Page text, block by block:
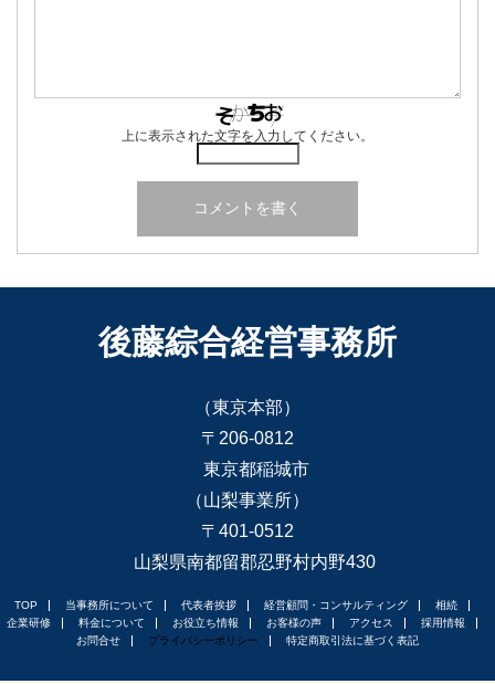
上に表示された文字を入力してください。
後藤綜合経営事務所
（東京本部）
〒206-0812
東京都稲城市
（山梨事業所）
〒401-0512
山梨県南都留郡忍野村内野430
TOP 当事務所について 代表者挨拶 経営顧問・コンサルティング
相続
企業研修
料金について お役立ち情報 お客様の声 アクセス
採用情報
お問合せ
プライバシーポリシー 特定商取引法に基づく表記